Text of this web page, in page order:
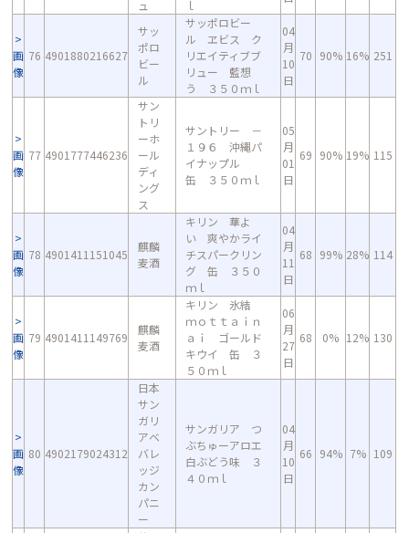
ュ
ｌ
画
像
76 4901880216627
サッ
ポロ
ビー
ル
サッポロビー
ル ヱビス ク
リエイティブブ
リュー 藍想
う ３５０ｍｌ
04
月
10
日
70 90% 16% 251
画
像
77 4901777446236
サン
トリ
ーホ
ール
ディ
ング
ス
サントリー －
１９６ 沖縄パ
イナップル
缶 ３５０ｍｌ
05
月
01
日
69 90% 19% 115
画
像
78 4901411151045
麒麟
麦酒
キリン 華よ
い 爽やかライ
チスパークリン
グ 缶 ３５０
ｍｌ
04
月
11
日
68 99% 28% 114
画
像
79 4901411149769
麒麟
麦酒
キリン 氷結
ｍｏｔｔａｉｎ
ａｉ ゴールド
キウイ 缶 ３
５０ｍｌ
06
月
27
日
68 0% 12% 130
画
像
80 4902179024312
日本
サン
ガリ
アベ
バレ
ッジ
カン
パニ
ー
サンガリア つ
ぶちゅーアロエ
白ぶどう味 ３
４０ｍｌ
04
月
10
日
66 94% 7% 109